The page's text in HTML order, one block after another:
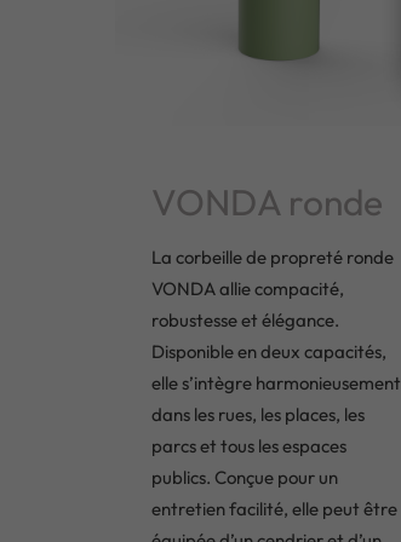
VONDA ronde
La corbeille de propreté ronde
VONDA allie compacité,
robustesse et élégance.
Disponible en deux capacités,
elle s’intègre harmonieusement
dans les rues, les places, les
parcs et tous les espaces
publics. Conçue pour un
entretien facilité, elle peut être